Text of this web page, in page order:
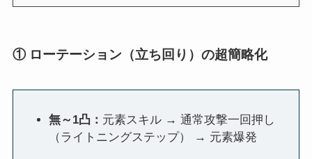
① ローテーション（立ち回り）の超簡略化
無～1凸： 元素スキル → 通常攻撃一回押し
（ライトニングステップ） → 元素爆発